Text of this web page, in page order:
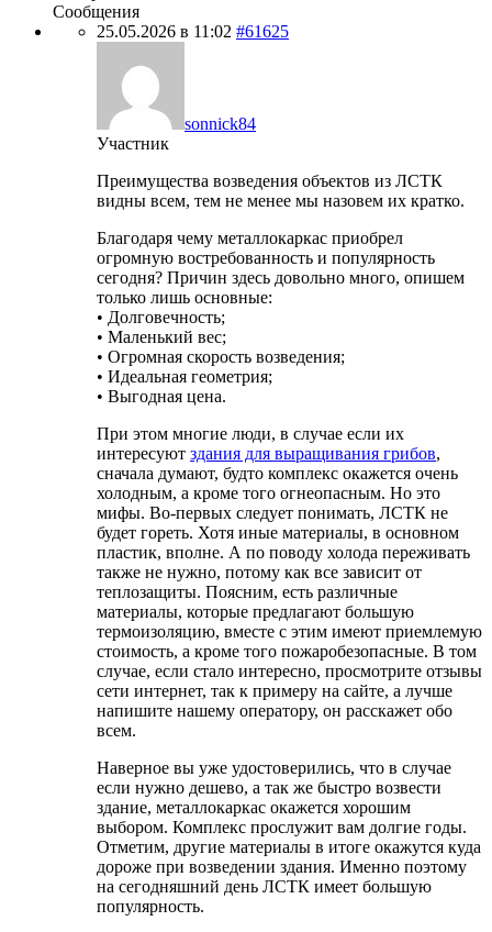
Сообщения
25.05.2026 в 11:02 #61625
sonnick84
Участник
Преимущества возведения объектов из ЛСТК
видны всем, тем не менее мы назовем их кратко.
Благодаря чему металлокаркас приобрел
огромную востребованность и популярность
сегодня? Причин здесь довольно много, опишем
только лишь основные:
• Долговечность;
• Маленький вес;
• Огромная скорость возведения;
• Идеальная геометрия;
• Выгодная цена.
При этом многие люди, в случае если их
интересуют здания для выращивания грибов,
сначала думают, будто комплекс окажется очень
холодным, а кроме того огнеопасным. Но это
мифы. Во-первых следует понимать, ЛСТК не
будет гореть. Хотя иные материалы, в основном
пластик, вполне. А по поводу холода переживать
также не нужно, потому как все зависит от
теплозащиты. Поясним, есть различные
материалы, которые предлагают большую
термоизоляцию, вместе с этим имеют приемлемую
стоимость, а кроме того пожаробезопасные. В том
случае, если стало интересно, просмотрите отзывы
сети интернет, так к примеру на сайте, а лучше
напишите нашему оператору, он расскажет обо
всем.
Наверное вы уже удостоверились, что в случае
если нужно дешево, а так же быстро возвести
здание, металлокаркас окажется хорошим
выбором. Комплекс прослужит вам долгие годы.
Отметим, другие материалы в итоге окажутся куда
дороже при возведении здания. Именно поэтому
на сегодняшний день ЛСТК имеет большую
популярность.